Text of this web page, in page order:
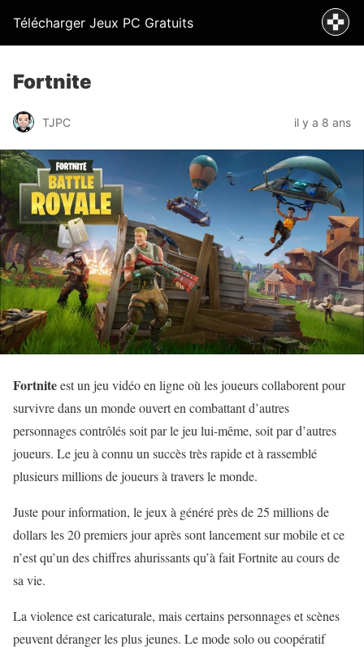
Télécharger Jeux PC Gratuits
Fortnite
TJPC il y a 8 ans
Fortniteest un jeu vidéo en ligne où les joueurs collaborent pour
survivre dans un monde ouvert en combattant d’autres
personnages contrôlés soit par le jeu lui-même, soit par d’autres
joueurs. Le jeu à connu un succès très rapide et à rassemblé
plusieurs millions de joueurs à travers le monde.
Juste pour information, le jeux à généré près de 25 millions de
dollars les 20 premiers jour après sont lancement sur mobile et ce
n’est qu’un des chiffres ahurissants qu’à fait Fortnite au cours de
sa vie.
La violence est caricaturale, mais certains personnages et scènes
peuvent déranger les plus jeunes. Le mode solo ou coopératif